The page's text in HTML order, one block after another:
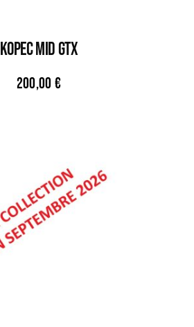
KOPEC MID GTX
200,00 €